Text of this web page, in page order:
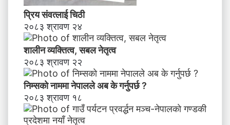
न
याँ
ने
तृ
त्व
प्रिय संवत्लाई चिठी
२०८३ श्रावण २४
शालीन व्यक्तित्व, सबल नेतृत्व
२०८३ श्रावण २२
निम्सकाे नाममा नेपालले अब के गर्नुपर्छ ?
२०८३ श्रावण १८